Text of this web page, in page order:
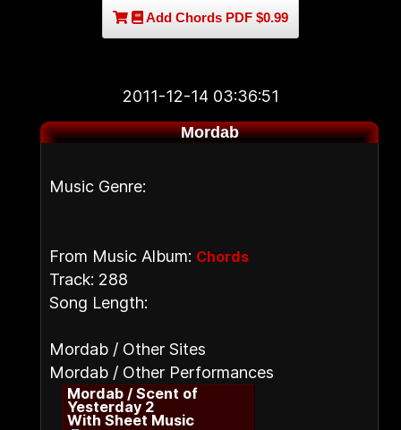
Add Chords PDF $0.99
2011-12-14 03:36:51
Mordab
Music Genre:
From Music Album: Chords
Track: 288
Song Length:
Mordab / Other Sites
Mordab / Other Performances
Mordab / Scent of
Yesterday 2
With Sheet Music